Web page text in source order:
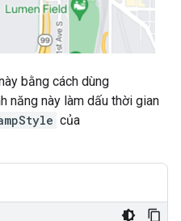
bằng cách dùng
năng này làm dấu thời gian
của